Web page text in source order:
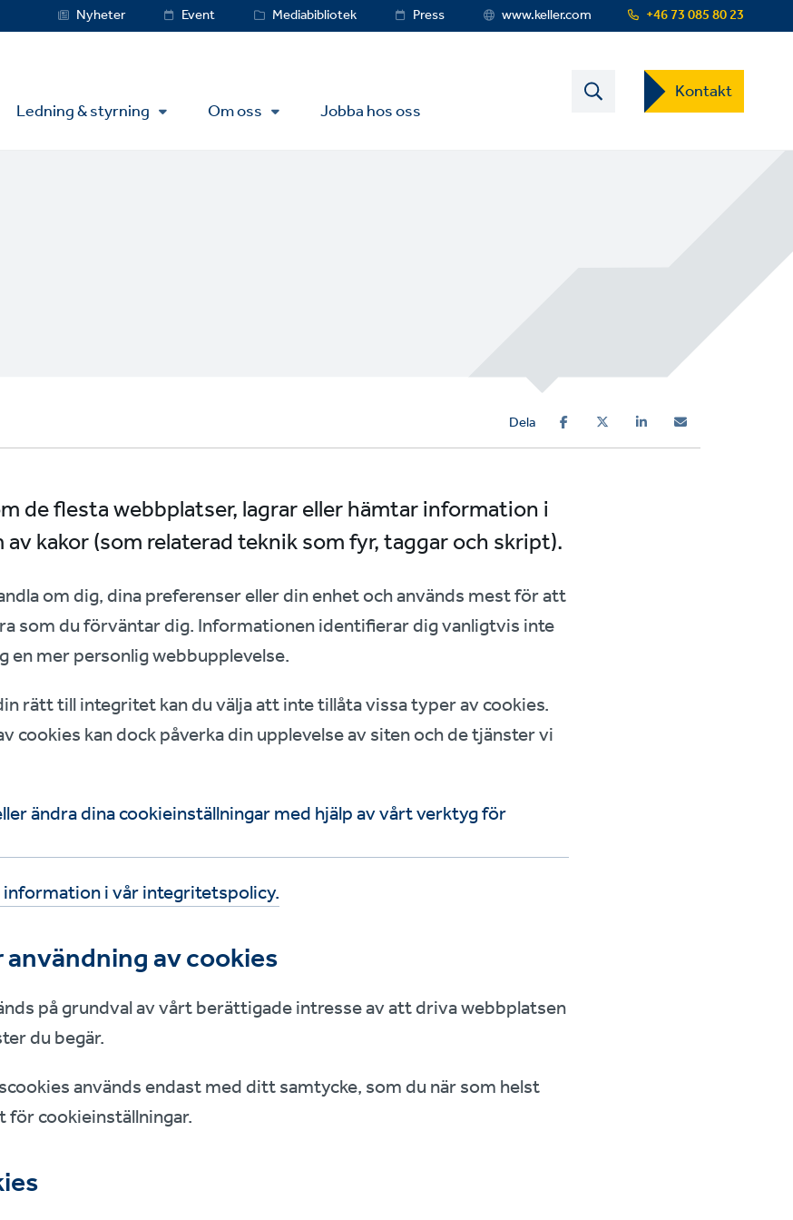
+46 73 085 80 23
Service
MenuNyheter Event Mediabibliotek Press www.keller.com
Ledning & styrning Om oss Jobba hos oss
Contact
US
Dropdown
Kontakt
Dela
de flesta webbplatser, lagrar eller hämtar information i
kakor (som relaterad teknik som fyr, taggar och skript).
om dig, dina preferenser eller din enhet och används mest för att
som du förväntar dig. Informationen identifierar dig vanligtvis inte
en mer personlig webbupplevelse.
rätt till integritet kan du välja att inte tillåta vissa typer av cookies.
cookies kan dock påverka din upplevelse av siten och de tjänster vi
ändra dina cookieinställningar med hjälp av vårt verktyg för
i vår integritetspolicy.
av cookies
på grundval av vårt berättigade intresse av att driva webbplatsen
du begär.
används endast med ditt samtycke, som du när som helst
för cookieinställningar.